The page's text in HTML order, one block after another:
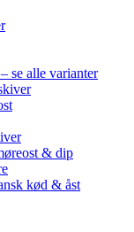
se alle varianter
& dip
kød & åst